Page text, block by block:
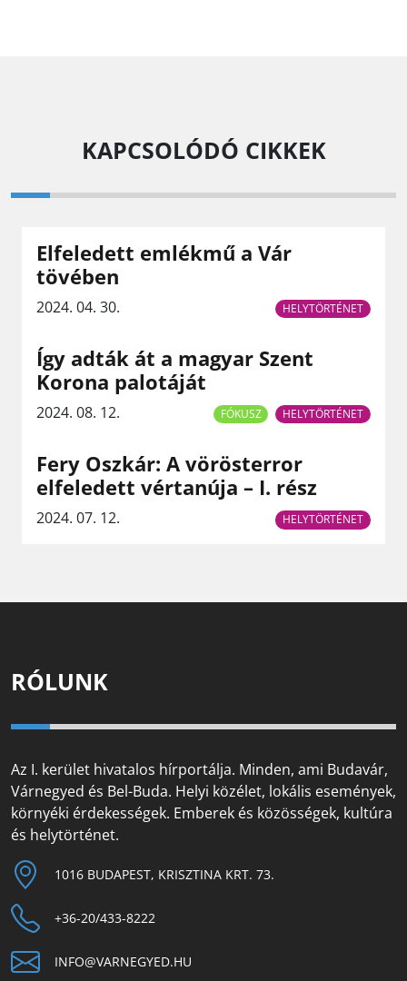
KAPCSOLÓDÓ CIKKEK
Elfeledett emlékmű a Vár
tövében
2024. 04. 30. HELYTÖRTÉNET
Így adták át a magyar Szent
Korona palotáját
2024. 08. 12. FÓKUSZ HELYTÖRTÉNET
Fery Oszkár: A vörösterror
elfeledett vértanúja – I. rész
2024. 07. 12. HELYTÖRTÉNET
RÓLUNK
Az I. kerület hivatalos hírportálja. Minden, ami Budavár,
Várnegyed és Bel-Buda. Helyi közélet, lokális események,
környéki érdekességek. Emberek és közösségek, kultúra
és helytörténet.
1016 BUDAPEST, KRISZTINA KRT. 73.
+36-20/433-8222
INFO@VARNEGYED.HU